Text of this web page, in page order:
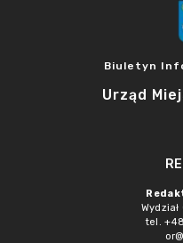
Biuletyn
Urząd
tel.